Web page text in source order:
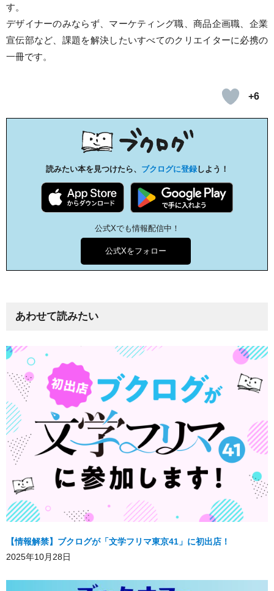
す。
デザイナーのみならず、マーケティング職、商品企画職、企業
宣伝部など、課題を解決したいすべてのクリエイターに必携の
一冊です。
+6
読みたい本を見つけたら、 ブクログに登録しよう！
公式Xでも情報配信中！
公式Xをフォロー
あわせて読みたい
【情報解禁】ブクログが「文学フリマ東京41」に初出店！
2025年10月28日